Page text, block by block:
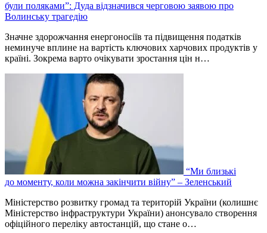
були поляками”: Дуда відзначився черговою заявою про
Волинську трагедію
Значне здорожчання енергоносіїв та підвищення податків
неминуче вплине на вартість ключових харчових продуктів у
країні. Зокрема варто очікувати зростання цін н…
“Ми близькі
до моменту, коли можна закінчити війну” – Зеленський
Міністерство розвитку громад та територій України (колишнє
Міністерство інфраструктури України) анонсувало створення
офіційного переліку автостанцій, що стане о…